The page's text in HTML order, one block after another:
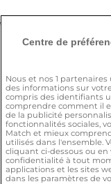
À propos de Meetic
Actualité de Meetic
Aide en ligne
Rencontrez en
Love everywhere
Centre de
Nous et nos 1 partenaires
des informations sur
compris des identifiants
comprendre comment il
de la publicité
fonctionnalités sociales,
Match et mieux
utilisés dans l'ensemble.
cliquant ci-dessous ou
confidentialité à tout
applications et les sites
dans les paramètres de